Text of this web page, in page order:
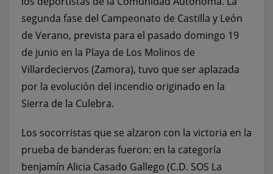
segunda fase del Campeonato de Castilla y León
de Verano, prevista para el pasado domingo 19
de junio en la Playa de Los Molinos de
Villardeciervos (Zamora), tuvo que ser aplazada
por la evolución del incendio originado en la
Sierra de la Culebra.
Los socorristas que se alzaron con la victoria en la
prueba de banderas fueron: en la categoría
benjamín Alicia Casado Gallego (C.D. SOS La